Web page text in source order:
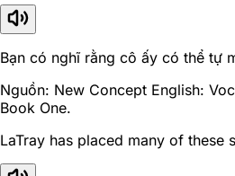
Bạn có nghĩ rằng cô ấy có thể tự
Nguồn: New Concept English:
Book One.
LaTray has placed many of these